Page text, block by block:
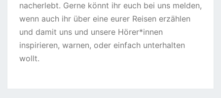
nacherlebt. Gerne könnt ihr euch bei uns melden,
wenn auch ihr über eine eurer Reisen erzählen
und damit uns und unsere Hörer*innen
inspirieren, warnen, oder einfach unterhalten
wollt.